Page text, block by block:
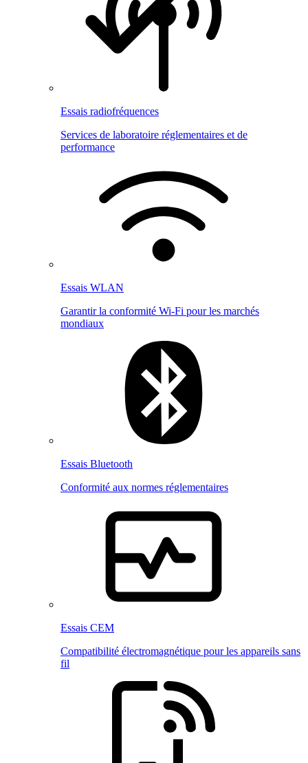
Essais radiofréquences
Services de laboratoire réglementaires et de
performance
Essais WLAN
Garantir la conformité Wi-Fi pour les marchés
mondiaux
Essais Bluetooth
Conformité aux normes réglementaires
Essais CEM
Compatibilité électromagnétique pour les appareils sans
fil